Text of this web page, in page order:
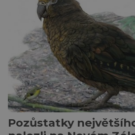
chemických prvků. Celá
nových hvězd. Mimořádné
záběru pořízeného pomocí
teleskopu ESO/VST
jednotlivých
Pozůstatky